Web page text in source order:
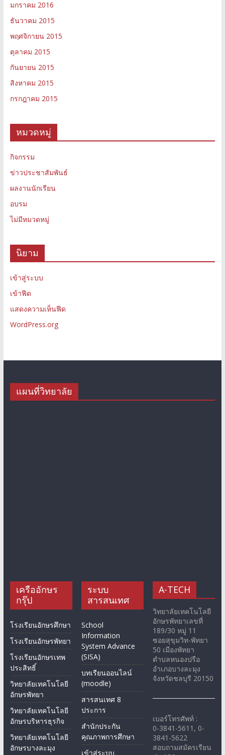
มกราคม 2016
ธันวาคม 2015
พฤศจิกายน 2015
ตุลาคม 2015
กันยายน 2015
สิงหาคม 2015
กรกฎาคม 2015
หมวดหมู่
กิจกรรม
ข่าวประชาสัมพันธ์
ผลงานนักเรียน
อบรม
ไม่มีหมวดหมู่
นิยาม
เข้าสู่ระบบ
เข้าฟีด
แสดงความเห็นฟีด
WordPress.org
แผนที่วิทยาลัย
เครืออักษร
กรุ๊ป
โรงเรียนอักษรศึกษา
โรงเรียนอักษรพัทยา
โรงเรียนอักษรเทพ
ประสิทธิ์
วิทยาลัยเทคโนโลยี
อักษรพัทยา
วิทยาลัยเทคโนโลยี
อักษรบริหารธุรกิจ
วิทยาลัยเทคโนโลยี
อักษรบางละมุง
ระบบ
สารสนเทศ
School
Information
System Advance
(SISA)
บทเรียนออนไลน์
(moodle)
สารสนเทศ 8
ประการ
สำนักประกัน
คุณภาพการศึกษา
เข้าสู่ระบบ
A-TECH
วิทยาลัยเทคโนโลยี
อักษรพัทยาเลขที่
189/30 หมู่ 11
ซอยสุขุมวิท-พัทยา
50 เมืองพัทยา
ตำบลหนองปรือ
อำเภอบางละมุง
จังหวัดชลบุรี 20150
เบอร์โทรศัพท์ :
0-3841-5611, 0-
3841-5622
สอบถามสมัครเรียน